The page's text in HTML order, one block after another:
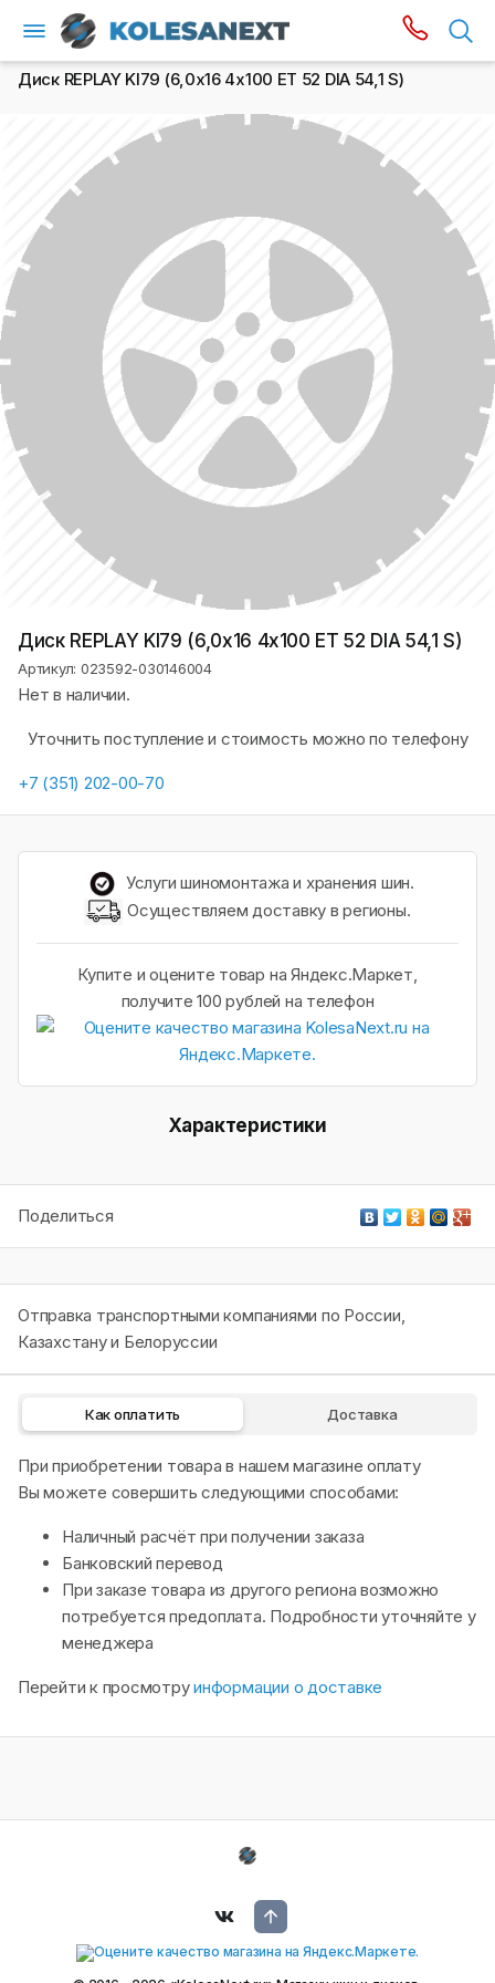
Диск REPLAY KI79 (6,0х16 4x100 ET 52 DIA 54,1 S)
Диск REPLAY KI79 (6,0х16 4x100 ET 52 DIA 54,1 S)
Артикул: 023592-030146004
Нет в наличии.
Уточнить поступление и стоимость можно по телефону
+7 (351) 202-00-70
Услуги шиномонтажа и хранения шин.
Осуществляем доставку в регионы.
Купите и оцените товар на Яндекс.Маркет,
получите 100 рублей на телефон
Характеристики
Поделиться
Отправка транспортными компаниями по России,
Казахстану и Белоруссии
Как оплатить Доставка
При приобретении товара в нашем магазине оплату
Вы можете совершить следующими способами:
Наличный расчёт при получении заказа
Банковский перевод
При заказе товара из другого региона возможно
потребуется предоплата. Подробности уточняйте у
менеджера
Перейти к просмотруинформации о доставке